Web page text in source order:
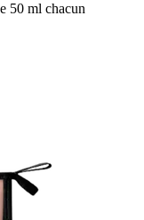
50 ml chacun